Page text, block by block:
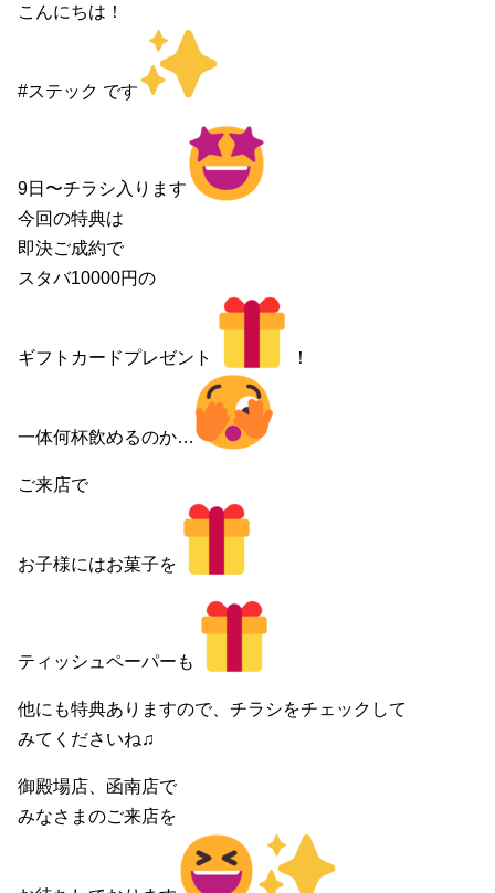
こんにちは！
#ステック です
9日〜チラシ入ります
今回の特典は
即決ご成約で
スタバ10000円の
ギフトカードプレゼント ！
一体何杯飲めるのか…
ご来店で
お子様にはお菓子を
ティッシュペーパーも
他にも特典ありますので、チラシをチェックして
みてくださいね♫
御殿場店、函南店で
みなさまのご来店を